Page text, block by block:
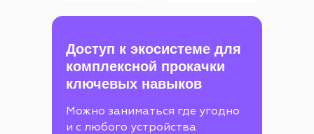
Доступ к экосистеме для
комплексной прокачки
ключевых навыков
Можно заниматься где угодно
и с любого устройства